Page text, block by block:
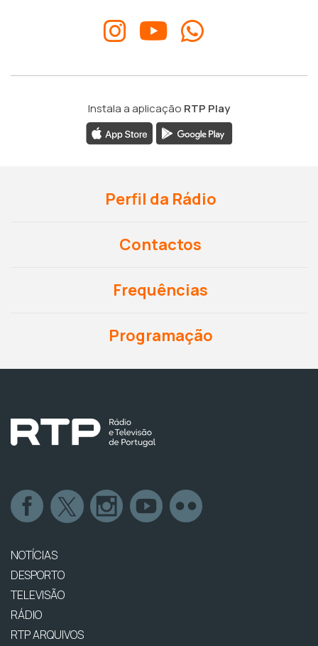
Instala a aplicação RTP Play
Perfil da Rádio
Contactos
Frequências
Programação
NOTÍCIAS
DESPORTO
TELEVISÃO
RÁDIO
RTP ARQUIVOS